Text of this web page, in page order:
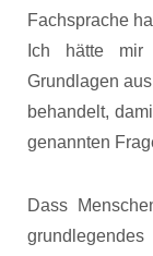
Fachsprache
Ich hätte mir
Grundlagen
behandelt,
genannten
Dass